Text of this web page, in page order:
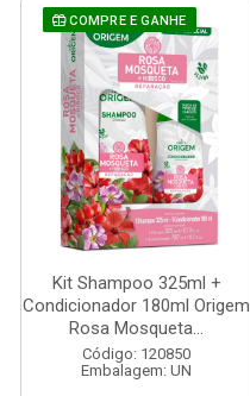
COMPRE E GANHE
Kit Shampoo 325ml +
Condicionador 180ml Origem
Rosa Mosqueta...
Código: 120850
Embalagem: UN